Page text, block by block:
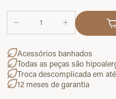
Acessórios banhados
Todas as peças são
Troca descomplicada em
12 meses de garantia